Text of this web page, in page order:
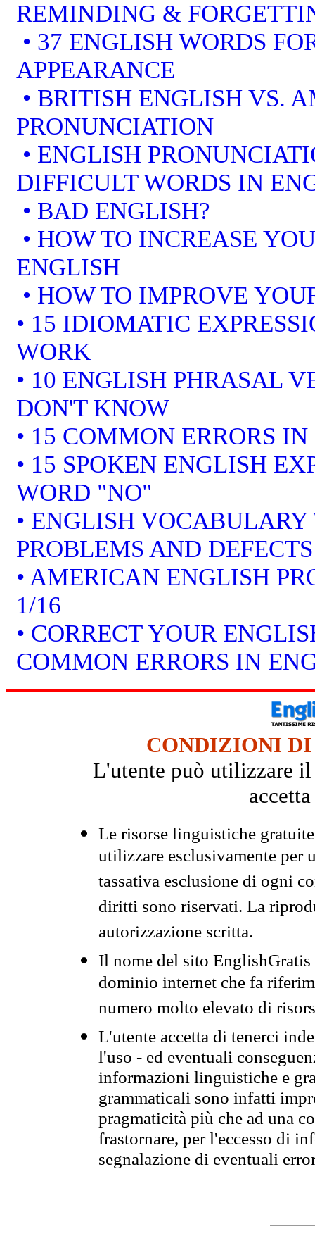
REMINDING &
• 37 ENGLISH WORDS
APPEARANCE
• BRITISH ENGLISH VS.
PRONUNCIATION
• ENGLISH
DIFFICULT WORDS IN
• BAD ENGLISH?
• HOW TO INCREASE
ENGLISH
• HOW TO IMPROVE
• 15 IDIOMATIC
WORK
• 10 ENGLISH PHRASAL
DON'T KNOW
• 15 COMMON ERRORS
• 15 SPOKEN ENGLISH
WORD "NO"
• ENGLISH
PROBLEMS AND DEFECTS
• AMERICAN ENGLISH
1/16
• CORRECT YOUR
COMMON ERRORS IN
CONDIZIONI DI
L'utente può utilizzare il
Le risorse linguistiche
utilizzare esclusivamente per
tassativa esclusione di ogni
diritti sono riservati. La
autorizzazione scritta.
Il nome del sito
dominio internet che fa
numero molto elevato di
L'utente accetta di tenerci
l'uso - ed eventuali
informazioni linguistiche e
grammaticali sono infatti
pragmaticità più che ad una
frastornare, per l'eccesso di
segnalazione di eventuali